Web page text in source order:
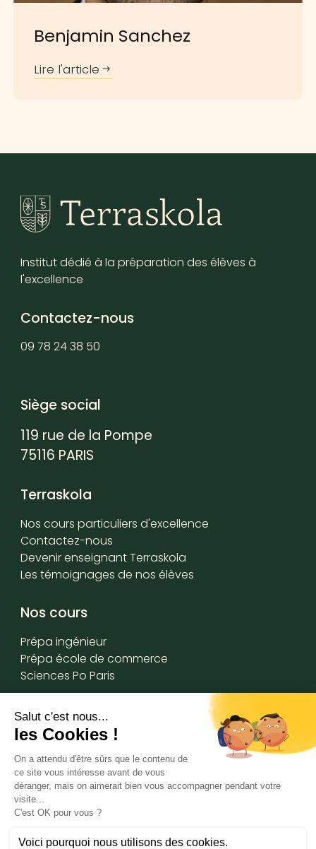
Benjamin Sanchez
Lire l'article
Institut dédié à la préparation des élèves à
l'excellence
Contactez-nous
09 78 24 38 50
Siège social
119 rue de la Pompe
75116 PARIS
Terraskola
Nos cours particuliers d'excellence
Contactez-nous
Devenir enseignant Terraskola
Les témoignages de nos élèves
Nos cours
Prépa ingénieur
Prépa école de commerce
Sciences Po Paris
Acadomia x Terraskola
Qui sommes-nous
Terraskola © 2026
Notre approche